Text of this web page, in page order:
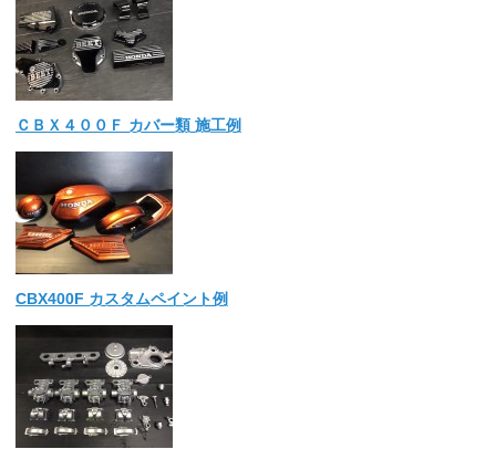
ＣＢＸ４００Ｆ カバー類 施工例
CBX400F カスタムペイント例